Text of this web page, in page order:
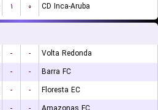
۱ ۰ CD Inca-Aruba
- -
Volta Redonda
- -
Barra FC
- -
Floresta EC